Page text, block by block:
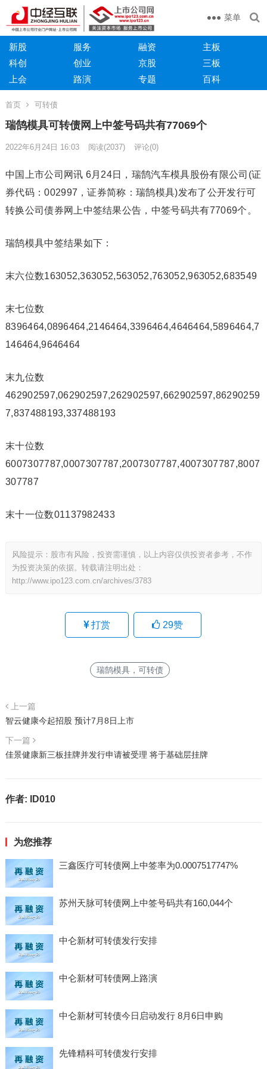
菜单
新股 服务 融资
主板
科创
创业 京股
三板
上会
路演 专题 百科
首页 可转债
瑞鹄模具可转债网上中签号码共有77069个
2022年6月24日 16:03 阅读(2037) 评论(0)
中国上市公司网讯 6月24日，瑞鹄汽车模具股份有限公司(证
券代码：002997，证券简称：瑞鹄模具)发布了公开发行可
转换公司债券网上中签结果公告，中签号码共有77069个。
瑞鹄模具中签结果如下：
末六位数163052,363052,563052,763052,963052,683549
末七位数
8396464,0896464,2146464,3396464,4646464,5896464,7
146464,9646464
末九位数
462902597,062902597,262902597,662902597,86290259
7,837488193,337488193
末十位数
6007307787,0007307787,2007307787,4007307787,8007
307787
末十一位数01137982433
风险提示：股市有风险，投资需谨慎，以上内容仅供投资者参考，不作
为投资决策的依据。转载请注明出处：
http://www.ipo123.com.cn/archives/3783
打赏 29赞
瑞鹄模具，可转债
上一篇
智云健康今起招股 预计7月8日上市
下一篇
佳景健康新三板挂牌并发行申请被受理 将于基础层挂牌
作者: ID010
为您推荐
三鑫医疗可转债网上中签率为0.0007517747%
苏州天脉可转债网上中签号码共有160,044个
中仑新材可转债发行安排
中仑新材可转债网上路演
中仑新材可转债今日启动发行 8月6日申购
先锋精科可转债发行安排